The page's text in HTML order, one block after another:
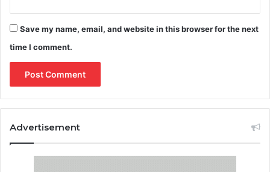
Save my name, email, and website in this browser for the next
time I comment.
Advertisement